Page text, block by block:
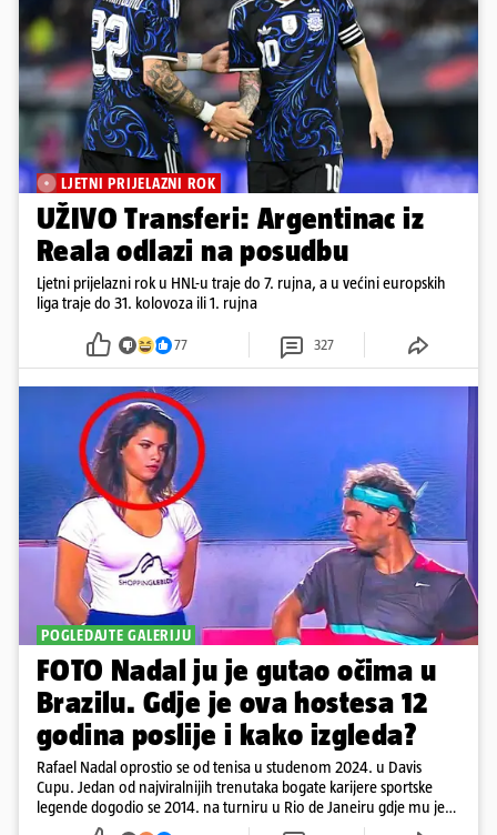
LJETNI PRIJELAZNI ROK
UŽIVO Transferi: Argentinac iz
Reala odlazi na posudbu
Ljetni prijelazni rok u HNL-u traje do 7. rujna, a u većini europskih
liga traje do 31. kolovoza ili 1. rujna
77 327
POGLEDAJTE GALERIJU
FOTO Nadal ju je gutao očima u
Brazilu. Gdje je ova hostesa 12
godina poslije i kako izgleda?
Rafael Nadal oprostio se od tenisa u studenom 2024. u Davis
Cupu. Jedan od najviralnijih trenutaka bogate karijere sportske
legende dogodio se 2014. na turniru u Rio de Janeiru gdje mu je
pažnju odvlačila ljepotica iza klupe